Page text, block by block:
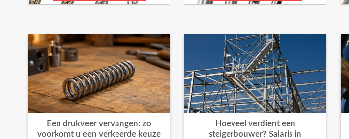
Een drukveer vervangen: zo
voorkomt u een verkeerde keuze
Hoeveel verdient een
steigerbouwer? Salaris in